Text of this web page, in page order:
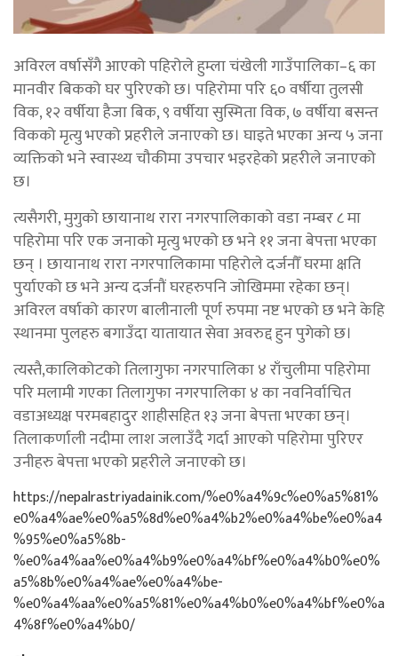
अविरल वर्षासँगै आएको पहिरोले हुम्ला चंखेली गाउँपालिका–६ का
मानवीर बिकको घर पुरिएको छ। पहिरोमा परि ६० वर्षीया तुलसी
विक, १२ वर्षीया हैजा बिक, ९ वर्षीया सुस्मिता विक, ७ वर्षीया बसन्त
विकको मृत्यु भएको प्रहरीले जनाएको छ। घाइते भएका अन्य ५ जना
व्यक्तिको भने स्वास्थ्य चौकीमा उपचार भइरहेको प्रहरीले जनाएको
छ।
त्यसैगरी, मुगुको छायानाथ रारा नगरपालिकाको वडा नम्बर ८ मा
पहिरोमा परि एक जनाको मृत्यु भएको छ भने ११ जना बेपत्ता भएका
छन् । छायानाथ रारा नगरपालिकामा पहिरोले दर्जनौँ घरमा क्षति
पुर्याएको छ भने अन्य दर्जनौं घरहरुपनि जोखिममा रहेका छन्।
अविरल वर्षाको कारण बालीनाली पूर्ण रुपमा नष्ट भएको छ भने केहि
स्थानमा पुलहरु बगाउँदा यातायात सेवा अवरुद्द हुन पुगेको छ।
त्यस्तै,कालिकोटको तिलागुफा नगरपालिका ४ राँचुलीमा पहिरोमा
परि मलामी गएका तिलागुफा नगरपालिका ४ का नवनिर्वाचित
वडाअध्यक्ष परमबहादुर शाहीसहित १३ जना बेपत्ता भएका छन्।
तिलाकर्णाली नदीमा लाश जलाउँदै गर्दा आएको पहिरोमा पुरिएर
उनीहरु बेपत्ता भएको प्रहरीले जनाएको छ।
https://nepalrastriyadainik.com/%e0%a4%9c%e0%a5%81%
e0%a4%ae%e0%a5%8d%e0%a4%b2%e0%a4%be%e0%a4
%95%e0%a5%8b-
%e0%a4%aa%e0%a4%b9%e0%a4%bf%e0%a4%b0%e0%
a5%8b%e0%a4%ae%e0%a4%be-
%e0%a4%aa%e0%a5%81%e0%a4%b0%e0%a4%bf%e0%a
4%8f%e0%a4%b0/